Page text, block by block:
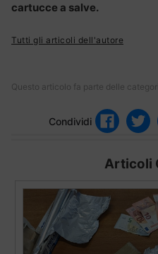
cartucce a salve.
Tutti gli articoli dell'autore
Questo articolo fa parte delle
Condividi
Articoli